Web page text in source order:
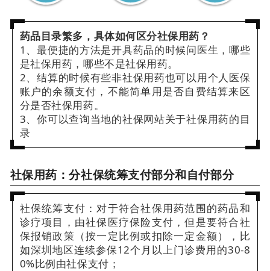
药品目录繁多，具体如何区分社保用药？
1、最便捷的方法是开具药品的时候问医生，哪些
是社保用药，哪些不是社保用药。
2、结算的时候有些非社保用药也可以用个人医保
账户的余额支付，不能简单用是否自费结算来区
分是否社保用药。
3、你可以查询当地的社保网站关于社保用药的目
录
社保用药：分社保统筹支付部分和自付部分
社保统筹支付：对于符合社保用药范围的药品和
诊疗项目，由社保医疗保险支付，但是要符合社
保报销政策（按一定比例或扣除一定金额），比
如深圳地区连续参保12个月以上门诊费用的30-8
0%比例由社保支付；